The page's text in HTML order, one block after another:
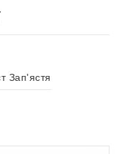
Зап'ястя